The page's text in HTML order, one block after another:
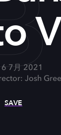
7月 2021
Josh
SAVE